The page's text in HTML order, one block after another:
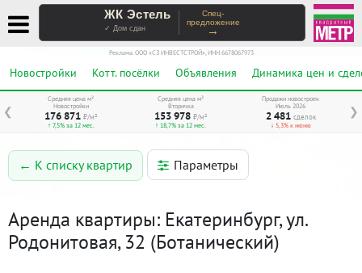
ЖК Эстель
✓ Дом сдан
Спец-
предложение
→
Реклама. ООО «СЗ ИНВЕСТСТРОЙ», ИНН 6678067973
Новостройки Котт. посёлки Объявления Динамика цен и
❮ ❯
Средняя цена м²
Новостройки
176 871 ₽/м²
↑ 7,5% за 12 мес.
Средняя цена м²
Вторичка
153 978 ₽/м²
↑ 18,7% за 12 мес.
Продажи новостроек
Июль 2026
2 481 сделок
↓ 5,3% к июню
← К списку квартир Параметры
Аренда квартиры: Екатеринбург, ул.
Родонитовая, 32 (Ботанический)